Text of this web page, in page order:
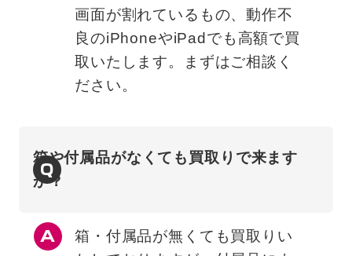
画面が割れているもの、動作不
良のiPhoneやiPadでも高額で買
取いたします。まずはご相談く
ださい。
Q
箱や付属品がなくても買取りで来ます
か？
箱・付属品が無くても買取りい